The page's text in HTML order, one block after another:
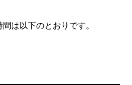
は以下のとおりです。